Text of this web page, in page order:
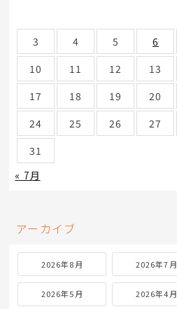
3
4 5 6
10
11 12 13
17
18 19 20
24
25 26 27
31
« 7月
アーカイブ
2026年8月 2026年7月
2026年5月 2026年4月